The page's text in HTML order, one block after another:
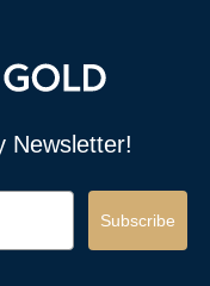
Newsletter!
Subscribe